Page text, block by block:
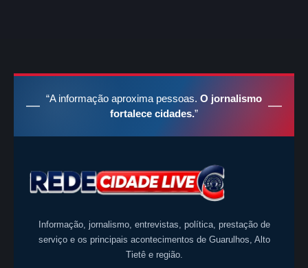
“A informação aproxima pessoas. O jornalismo
fortalece cidades.”
Informação, jornalismo, entrevistas, política, prestação de
serviço e os principais acontecimentos de Guarulhos, Alto
Tietê e região.